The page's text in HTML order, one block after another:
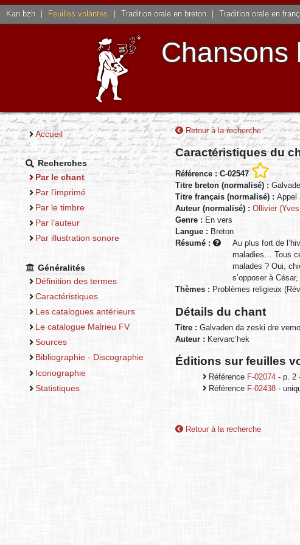
Kan.bzh Feuilles volantes Tradition orale en breton Tradition orale en
Chansons
Accueil
Recherches
Par le chant
Par l’imprimé
Par le timbre
Par l’auteur
Par illustration sonore
Généralités
Définition des termes
Caractéristiques
Les catalogues antérieurs
Le catalogue Malrieu FV
Sources
Bibliographie - Discographie
Iconographie
Statistiques
Retour à la recherche
Caractéristiques du
Référence : C-02547
Titre breton (normalisé) :
Titre français (normalisé) : Appel
Auteur (normalisé) : Ollivier
Genre : En vers
Langue : Breton
Résumé :
Au plus fort de
maladies… Tous
malades ? Oui,
s’opposer à
Thèmes : Problèmes religieux
Détails du chant
Titre : Galvaden da zeski dre
Auteur : Kervarc’hek
Éditions sur feuilles
Référence F-02074 - p. 2
Référence F-02438 -
Retour à la recherche